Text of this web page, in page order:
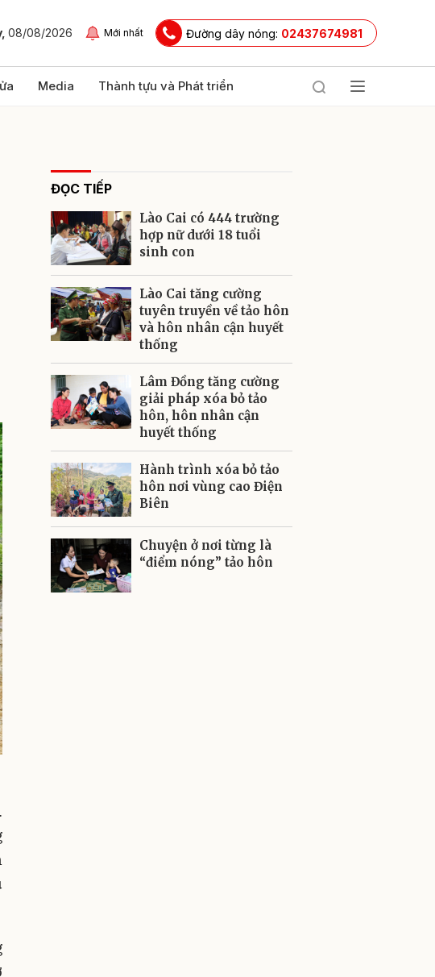
08/08/2026 Mới nhất Đường dây nóng: 02437674981
Media Thành tựu và Phát triển
ĐỌC TIẾP
Lào Cai có 444 trường
hợp nữ dưới 18 tuổi
sinh con
Lào Cai tăng cường
tuyên truyền về tảo hôn
và hôn nhân cận huyết
thống
Lâm Đồng tăng cường
giải pháp xóa bỏ tảo
hôn, hôn nhân cận
huyết thống
Hành trình xóa bỏ tảo
hôn nơi vùng cao Điện
Biên
Chuyện ở nơi từng là
“điểm nóng” tảo hôn
Gửi